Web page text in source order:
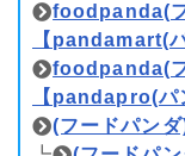
foodpanda(
【pandamart(
foodpanda(
【pandapro(パ
(フードパン